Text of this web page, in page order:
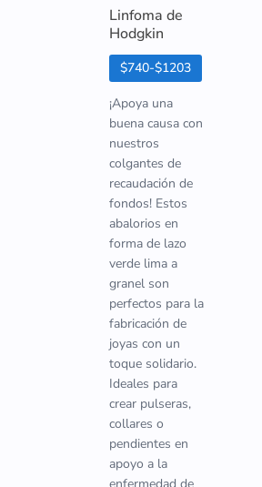
Linfoma de
Hodgkin
$740-$1203
¡Apoya una
buena causa con
nuestros
colgantes de
recaudación de
fondos! Estos
abalorios en
forma de lazo
verde lima a
granel son
perfectos para la
fabricación de
joyas con un
toque solidario.
Ideales para
crear pulseras,
collares o
pendientes en
apoyo a la